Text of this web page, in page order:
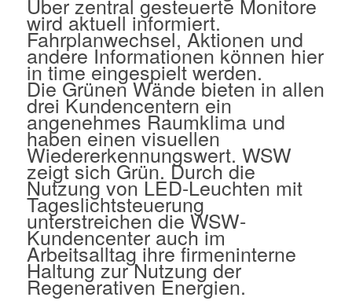
wird aktuell informiert.
Fahrplanwechsel, Aktionen und
andere Informationen können hier
in time eingespielt werden.
Die Grünen Wände bieten in allen
drei Kundencentern ein
angenehmes Raumklima und
haben einen visuellen
Wiedererkennungswert. WSW
zeigt sich Grün. Durch die
Nutzung von LED-Leuchten mit
Tageslichtsteuerung
unterstreichen die WSW-
Kundencenter auch im
Arbeitsalltag ihre firmeninterne
Haltung zur Nutzung der
Regenerativen Energien.